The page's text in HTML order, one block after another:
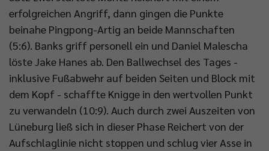
erfolgreichen Angriff, dann gingen die Punkte
beinahe Pingpong-Artig an beide Mannschaften
(5:6). Banks griff personell ein und Daniel Malescha
löste Jake Hanes ab. Den Ballwechsel des Tages -
inklusive Fußabwehr auf beiden Seiten und Block mit
dem Kopf - schaffte Knigge in den wertvollen Punkt
zu verwandeln (10:9). Auch durch zwei Auszeiten von
Lüneburg ließ sich in dieser Phase Reichert von der
Aufschlaglinie nicht stoppen und schlug vier Asse in